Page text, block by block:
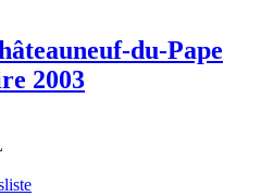
du-Pape
2003